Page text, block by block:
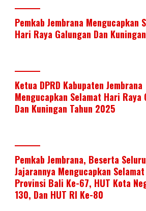
Pemkab Jembrana Mengucapkan
Hari Raya Galungan Dan Kuningan
Ketua DPRD Kabupaten Jembrana
Mengucapkan Selamat Hari Raya
Dan Kuningan Tahun 2025
Pemkab Jembrana, Beserta
Jajarannya Mengucapkan Selamat
Provinsi Bali Ke-67, HUT Kota
130, Dan HUT RI Ke-80